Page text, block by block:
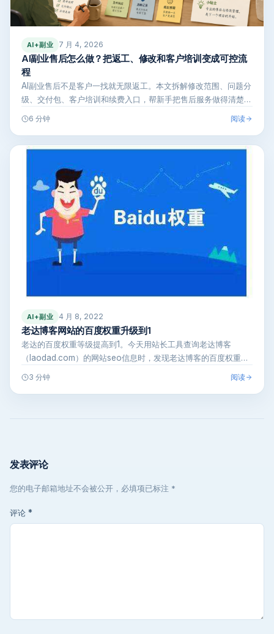
AI+副业 7 月 4, 2026
AI副业售后怎么做？把返工、修改和客户培训变成可控流
程
AI副业售后不是客户一找就无限返工。本文拆解修改范围、问题分
级、交付包、客户培训和续费入口，帮新手把售后服务做得清楚、
可控，减少扯…
6 分钟 阅读
AI+副业 4 月 8, 2022
老达博客网站的百度权重升级到1
老达的百度权重等级提高到1。今天用站长工具查询老达博客
（laodad.com）的网站seo信息时，发现老达博客的百度权重不
是0了，…
3 分钟 阅读
发表评论
您的电子邮箱地址不会被公开，必填项已标注 *
评论 *